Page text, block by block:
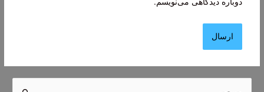
دوباره دیدگاهی می‌نویسم.